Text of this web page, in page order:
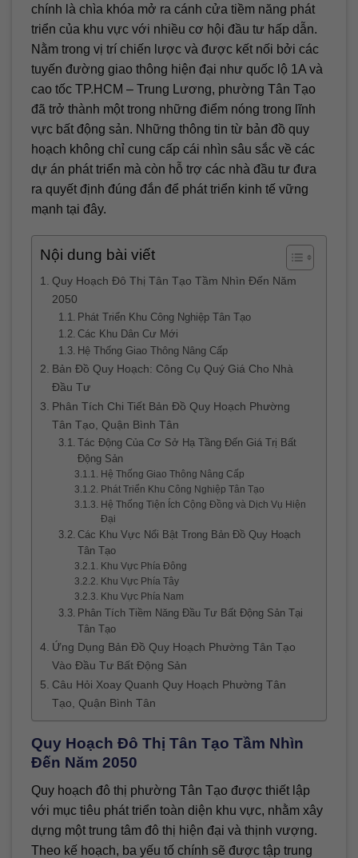
chính là chìa khóa mở ra cánh cửa tiềm năng phát
triển của khu vực với nhiều cơ hội đầu tư hấp dẫn.
Nằm trong vị trí chiến lược và được kết nối bởi các
tuyến đường giao thông hiện đại như quốc lộ 1A và
cao tốc TP.HCM – Trung Lương, phường Tân Tạo
đã trở thành một trong những điểm nóng trong lĩnh
vực bất động sản. Những thông tin từ bản đồ quy
hoạch không chỉ cung cấp cái nhìn sâu sắc về các
dự án phát triển mà còn hỗ trợ các nhà đầu tư đưa
ra quyết định đúng đắn để phát triển kinh tế vững
mạnh tại đây.
Nội dung bài viết
Quy Hoạch Đô Thị Tân Tạo Tầm Nhìn Đến Năm
2050
Phát Triển Khu Công Nghiệp Tân Tạo
Các Khu Dân Cư Mới
Hệ Thống Giao Thông Nâng Cấp
Bản Đồ Quy Hoạch: Công Cụ Quý Giá Cho Nhà
Đầu Tư
Phân Tích Chi Tiết Bản Đồ Quy Hoạch Phường
Tân Tạo, Quận Bình Tân
Tác Động Của Cơ Sở Hạ Tầng Đến Giá Trị Bất
Động Sản
Hệ Thống Giao Thông Nâng Cấp
Phát Triển Khu Công Nghiệp Tân Tạo
Hệ Thống Tiện Ích Cộng Đồng và Dịch Vụ Hiện
Đại
Các Khu Vực Nổi Bật Trong Bản Đồ Quy Hoạch
Tân Tạo
Khu Vực Phía Đông
Khu Vực Phía Tây
Khu Vực Phía Nam
Phân Tích Tiềm Năng Đầu Tư Bất Động Sản Tại
Tân Tạo
Ứng Dụng Bản Đồ Quy Hoạch Phường Tân Tạo
Vào Đầu Tư Bất Động Sản
Câu Hỏi Xoay Quanh Quy Hoạch Phường Tân
Tạo, Quận Bình Tân
Quy Hoạch Đô Thị Tân Tạo Tầm Nhìn
Đến Năm 2050
Quy hoạch đô thị phường Tân Tạo được thiết lập
với mục tiêu phát triển toàn diện khu vực, nhằm xây
dựng một trung tâm đô thị hiện đại và thịnh vượng.
Theo kế hoạch, ba yếu tố chính sẽ được tập trung